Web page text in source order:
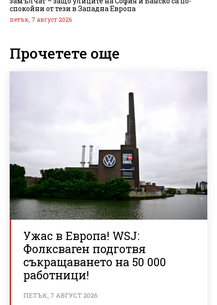
спокойни от тези в Западна Европа
петък, 7 август 2026
Прочетете още
Ужас в Европа! WSJ:
Фолксваген подготвя
съкращаването на 50 000
работници!
ПЕТЪК, 7 АВГУСТ 2026